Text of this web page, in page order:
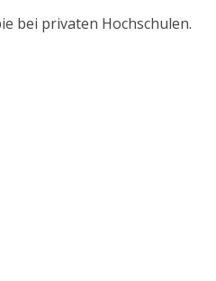
bei privaten Hochschulen.